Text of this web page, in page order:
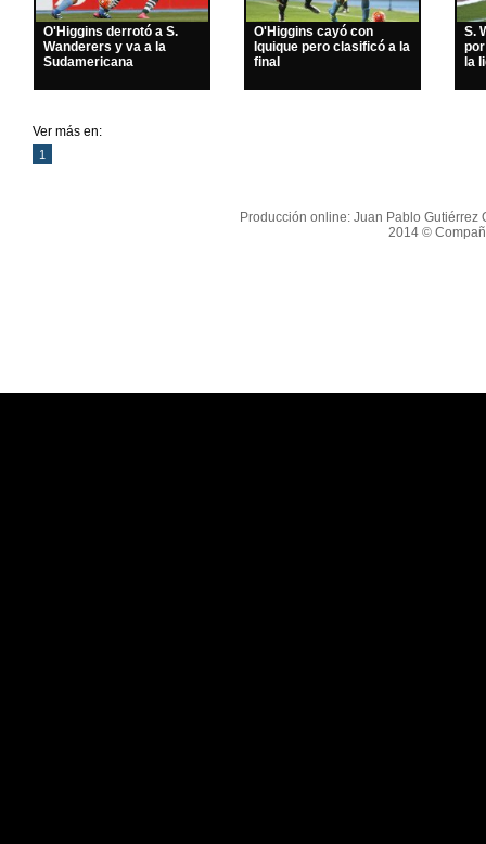
O'Higgins derrotó a S.
Wanderers y va a la
Sudamericana
O'Higgins cayó con
Iquique pero clasificó a la
final
S.
la
Ver más en:
1
Producción online: Juan Pablo Gutiérrez
2014 ©